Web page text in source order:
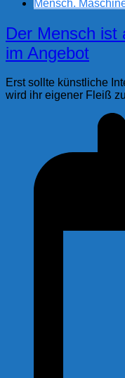
Mensch.
Der Mensch ist
im Angebot
Erst sollte künstliche
wird ihr eigener Fleiß